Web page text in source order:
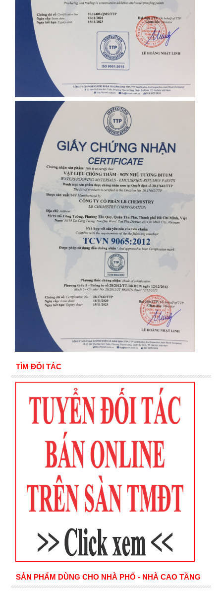
TÌM ĐỐI TÁC
SẢN PHẨM DÙNG CHO NHÀ PHỐ - NHÀ CAO TẦNG